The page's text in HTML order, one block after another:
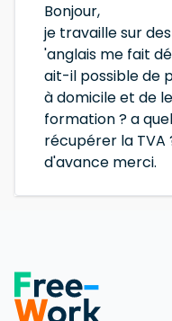
Bonjour,
je travaille sur
'anglais me fait
ait-il possible de
à domicile et de
formation ? a
récupérer la TVA
d'avance merci.